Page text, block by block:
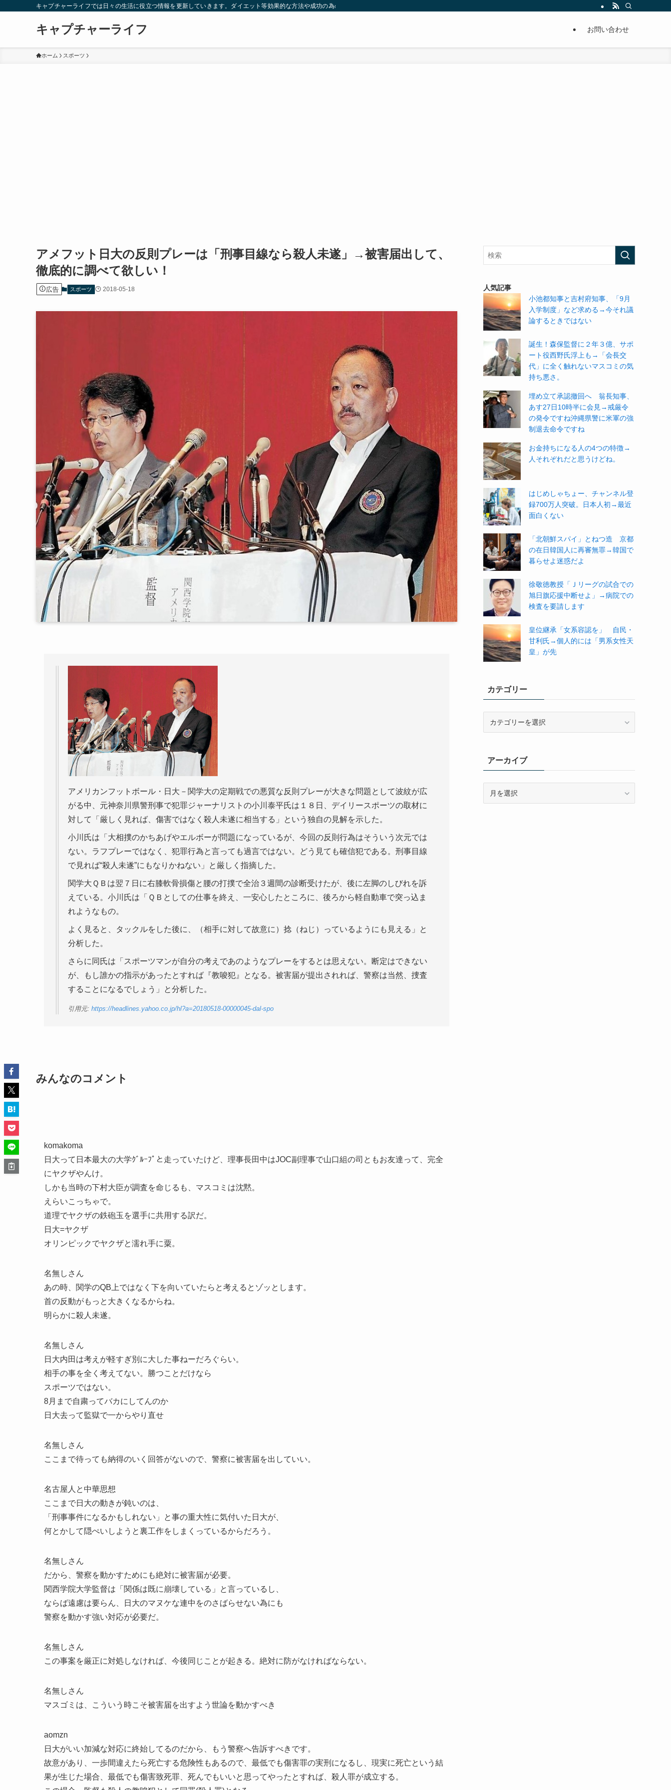
キャプチャーライフでは日々の生活に役立つ情報を更新していきます。ダイエット等効果的な方法や成功の為の秘訣等。太ったり悩んでいる方々が簡単に痩せることが出来るように分かりやすくまとめています。
キャプチャーライフ お問い合わせ
ホーム スポーツ
アメフット日大の反則プレーは「刑事目線なら殺人未遂」→被害届出して、
徹底的に調べて欲しい！
広告 スポーツ 2018-05-18
アメリカンフットボール・日大－関学大の定期戦での悪質な反則プレーが大きな問題として波紋が広
がる中、元神奈川県警刑事で犯罪ジャーナリストの小川泰平氏は１８日、デイリースポーツの取材に
対して「厳しく見れば、傷害ではなく殺人未遂に相当する」という独自の見解を示した。
小川氏は「大相撲のかちあげやエルボーが問題になっているが、今回の反則行為はそういう次元では
ない。ラフプレーではなく、犯罪行為と言っても過言ではない。どう見ても確信犯である。刑事目線
で見れば“殺人未遂”にもなりかねない」と厳しく指摘した。
関学大ＱＢは翌７日に右膝軟骨損傷と腰の打撲で全治３週間の診断受けたが、後に左脚のしびれを訴
えている。小川氏は「ＱＢとしての仕事を終え、一安心したところに、後ろから軽自動車で突っ込ま
れようなもの。
よく見ると、タックルをした後に、（相手に対して故意に）捻（ねじ）っているようにも見える」と
分析した。
さらに同氏は「スポーツマンが自分の考えであのようなプレーをするとは思えない。断定はできない
が、もし誰かの指示があったとすれば『教唆犯』となる。被害届が提出されれば、警察は当然、捜査
することになるでしょう」と分析した。
引用元: https://headlines.yahoo.co.jp/hl?a=20180518-00000045-dal-spo
みんなのコメント
komakoma
日大って日本最大の大学ｸﾞﾙｰﾌﾟと走っていたけど、理事長田中はJOC副理事で山口組の司ともお友達って、完全
にヤクザやんけ。
しかも当時の下村大臣が調査を命じるも、マスコミは沈黙。
えらいこっちゃで。
道理でヤクザの鉄砲玉を選手に共用する訳だ。
日大=ヤクザ
オリンピックでヤクザと濡れ手に粟。
名無しさん
あの時、関学のQB上ではなく下を向いていたらと考えるとゾッとします。
首の反動がもっと大きくなるからね。
明らかに殺人未遂。
名無しさん
日大内田は考えが軽すぎ別に大した事ねーだろぐらい。
相手の事を全く考えてない。勝つことだけなら
スポーツではない。
8月まで自粛ってバカにしてんのか
日大去って監獄で一からやり直せ
名無しさん
ここまで待っても納得のいく回答がないので、警察に被害届を出していい。
名古屋人と中華思想
ここまで日大の動きが鈍いのは、
「刑事事件になるかもしれない」と事の重大性に気付いた日大が、
何とかして隠ぺいしようと裏工作をしまくっているからだろう。
名無しさん
だから、警察を動かすためにも絶対に被害届が必要。
関西学院大学監督は「関係は既に崩壊している」と言っているし、
ならば遠慮は要らん、日大のマヌケな連中をのさばらせない為にも
警察を動かす強い対応が必要だ。
名無しさん
この事案を厳正に対処しなければ、今後同じことが起きる。絶対に防がなければならない。
名無しさん
マスゴミは、こういう時こそ被害届を出すよう世論を動かすべき
aomzn
日大がいい加減な対応に終始してるのだから、もう警察へ告訴すべきです。
故意があり、一歩間違えたら死亡する危険性もあるので、最低でも傷害罪の実刑になるし、現実に死亡という結
果が生じた場合、最低でも傷害致死罪、死んでもいいと思ってやったとすれば、殺人罪が成立する。
人気記事
小池都知事と吉村府知事、「9月
入学制度」など求める→今それ議
論するときではない
誕生！森保監督に２年３億、サポ
ート役西野氏浮上も→「会長交
代」に全く触れないマスコミの気
持ち悪さ。
埋め立て承認撤回へ 翁長知事、
あす27日10時半に会見→戒厳令
の発令ですね沖縄県警に米軍の強
制退去命令ですね
お金持ちになる人の4つの特徴→
人それぞれだと思うけどね。
はじめしゃちょー、チャンネル登
録700万人突破。日本人初→最近
面白くない
「北朝鮮スパイ」とねつ造 京都
の在日韓国人に再審無罪→韓国で
暮らせよ迷惑だよ
徐敬徳教授「Ｊリーグの試合での
旭日旗応援中断せよ」→病院での
検査を要請します
皇位継承「女系容認を」 自民・
甘利氏→個人的には「男系女性天
皇」が先
カテゴリー
ーアーカイブ